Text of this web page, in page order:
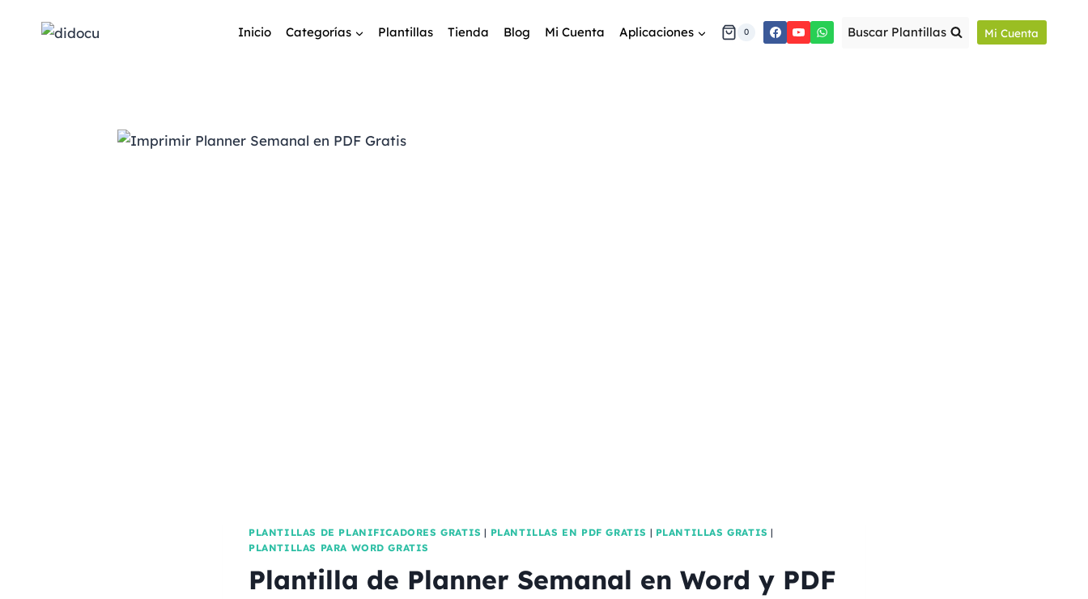
Inicio Categorías Plantillas Tienda Blog Mi Cuenta Aplicaciones 0 Buscar Plantillas Mi Cuenta
PLANTILLAS DE PLANIFICADORES GRATIS | PLANTILLAS EN PDF GRATIS | PLANTILLAS GRATIS |
PLANTILLAS PARA WORD GRATIS
Plantilla de Planner Semanal en Word y PDF